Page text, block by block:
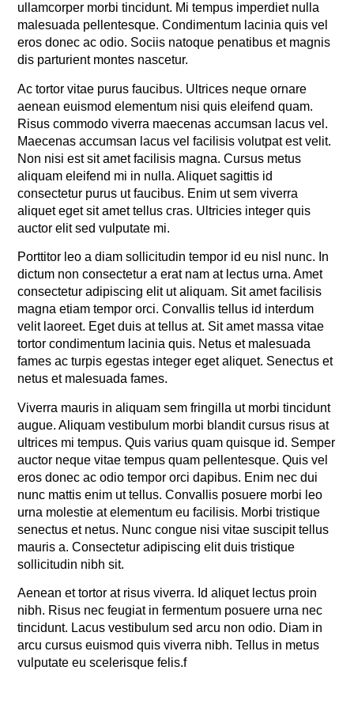
ullamcorper morbi tincidunt. Mi tempus imperdiet nulla
malesuada pellentesque. Condimentum lacinia quis vel
eros donec ac odio. Sociis natoque penatibus et magnis
dis parturient montes nascetur.
Ac tortor vitae purus faucibus. Ultrices neque ornare
aenean euismod elementum nisi quis eleifend quam.
Risus commodo viverra maecenas accumsan lacus vel.
Maecenas accumsan lacus vel facilisis volutpat est velit.
Non nisi est sit amet facilisis magna. Cursus metus
aliquam eleifend mi in nulla. Aliquet sagittis id
consectetur purus ut faucibus. Enim ut sem viverra
aliquet eget sit amet tellus cras. Ultricies integer quis
auctor elit sed vulputate mi.
Porttitor leo a diam sollicitudin tempor id eu nisl nunc. In
dictum non consectetur a erat nam at lectus urna. Amet
consectetur adipiscing elit ut aliquam. Sit amet facilisis
magna etiam tempor orci. Convallis tellus id interdum
velit laoreet. Eget duis at tellus at. Sit amet massa vitae
tortor condimentum lacinia quis. Netus et malesuada
fames ac turpis egestas integer eget aliquet. Senectus et
netus et malesuada fames.
Viverra mauris in aliquam sem fringilla ut morbi tincidunt
augue. Aliquam vestibulum morbi blandit cursus risus at
ultrices mi tempus. Quis varius quam quisque id. Semper
auctor neque vitae tempus quam pellentesque. Quis vel
eros donec ac odio tempor orci dapibus. Enim nec dui
nunc mattis enim ut tellus. Convallis posuere morbi leo
urna molestie at elementum eu facilisis. Morbi tristique
senectus et netus. Nunc congue nisi vitae suscipit tellus
mauris a. Consectetur adipiscing elit duis tristique
sollicitudin nibh sit.
Aenean et tortor at risus viverra. Id aliquet lectus proin
nibh. Risus nec feugiat in fermentum posuere urna nec
tincidunt. Lacus vestibulum sed arcu non odio. Diam in
arcu cursus euismod quis viverra nibh. Tellus in metus
vulputate eu scelerisque felis.f